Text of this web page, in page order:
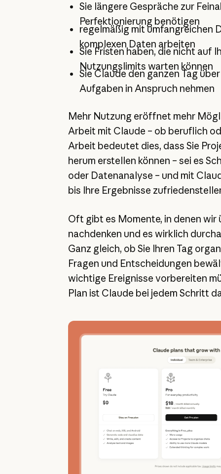
Sie längere Gespräche zur
Perfektionierung benötigen
regelmäßig mit umfangreichen
komplexen Daten arbeiten
Sie Fristen haben, die nicht auf
Nutzungslimits warten können
Sie Claude den ganzen Tag
Aufgaben in Anspruch nehmen
Mehr Nutzung eröffnet mehr
Arbeit mit Claude – ob beruflich
Arbeit bedeutet dies, dass Sie
herum erstellen können – sei es
oder Datenanalyse – und mit
bis Ihre Ergebnisse
Oft gibt es Momente, in denen wir
nachdenken und es wirklich
Ganz gleich, ob Sie Ihren Tag
Fragen und Entscheidungen
wichtige Ereignisse vorbereiten
Plan ist Claude bei jedem Schritt